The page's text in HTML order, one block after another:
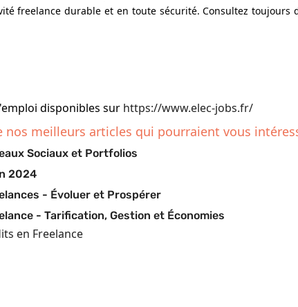
freelance durable et en toute sécurité. Consultez toujours
disponibles sur https://www.elec-jobs.fr/
nos meilleurs articles qui pourraient vous
Sociaux et Portfolios
2024
- Évoluer et Prospérer
- Tarification, Gestion et Économies
en Freelance